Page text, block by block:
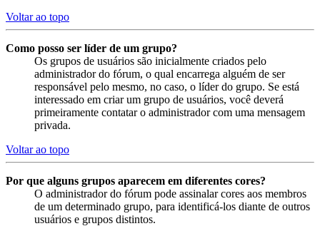
Voltar ao topo
Como posso ser líder de um grupo?
Os grupos de usuários são inicialmente criados pelo
administrador do fórum, o qual encarrega alguém de ser
responsável pelo mesmo, no caso, o líder do grupo. Se está
interessado em criar um grupo de usuários, você deverá
primeiramente contatar o administrador com uma mensagem
privada.
Voltar ao topo
Por que alguns grupos aparecem em diferentes cores?
O administrador do fórum pode assinalar cores aos membros
de um determinado grupo, para identificá-los diante de outros
usuários e grupos distintos.